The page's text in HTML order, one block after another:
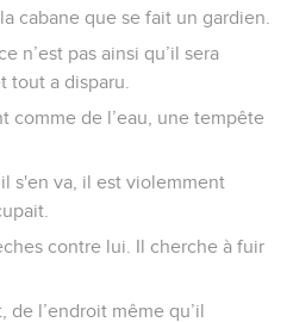
cabane que se fait un gardien.
n’est pas ainsi qu’il sera
tout a disparu.
comme de l’eau, une tempête
s'en va, il est violemment
contre lui. Il cherche à fuir
de l’endroit même qu’il